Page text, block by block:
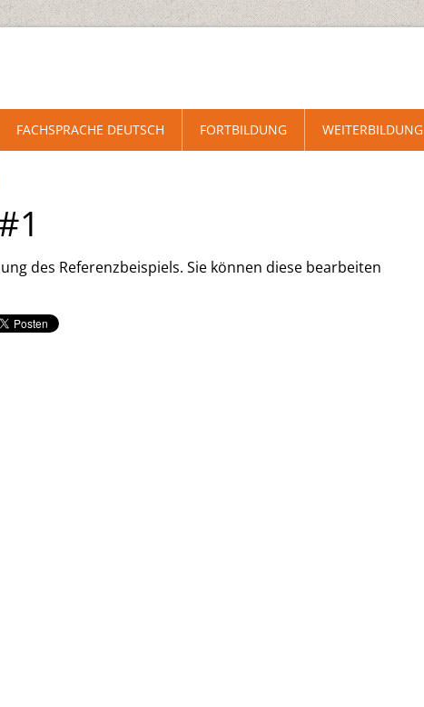
des Referenzbeispiels. Sie können diese bearbeiten
FACHSPRACHE DEUTSCH FORTBILDUNG WEITERBILDUNG